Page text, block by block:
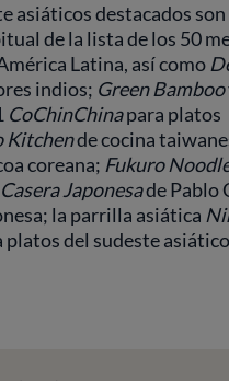
asiáticos destacados son
de la lista de los 50
Latina, así como
indios; Green Bamboo
CoChinChinapara platos
Kitchende cocina
coreana; Fukuro
Japonesade Pablo
la parrilla asiática
platos del sudeste